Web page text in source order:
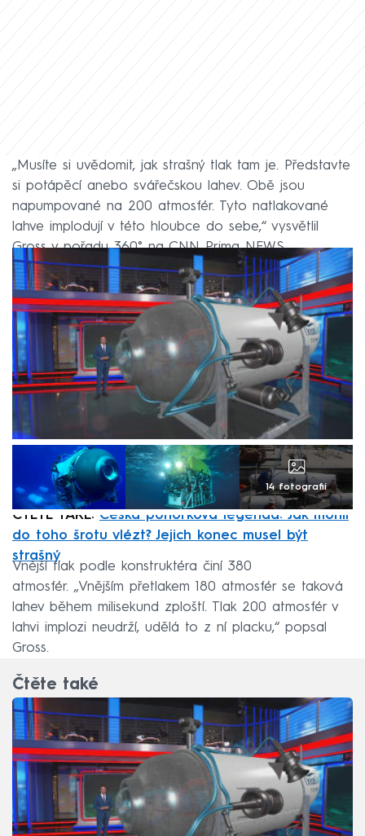
„Musíte si uvědomit, jak strašný tlak tam je. Představte
si potápěcí anebo svářečskou lahev. Obě jsou
napumpované na 200 atmosfér. Tyto natlakované
lahve implodují v této hloubce do sebe,“ vysvětlil
Gross v pořadu 360° na CNN Prima NEWS.
14 fotografií
ČTĚTE TAKÉ: Česká ponorková legenda: Jak mohli
do toho šrotu vlézt? Jejich konec musel být
strašný
Vnější tlak podle konstruktéra činí 380
atmosfér. „Vnějším přetlakem 180 atmosfér se taková
lahev během milisekund zploští. Tlak 200 atmosfér v
lahvi implozi neudrží, udělá to z ní placku,“ popsal
Gross.
Čtěte také